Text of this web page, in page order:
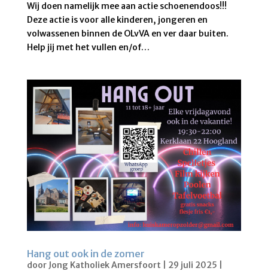
Wij doen namelijk mee aan actie schoenendoos!!!
Deze actie is voor alle kinderen, jongeren en
volwassenen binnen de OLvVA en ver daar buiten.
Help jij met het vullen en/of…
Hang out ook in de zomer
door Jong Katholiek Amersfoort 29 juli 2025